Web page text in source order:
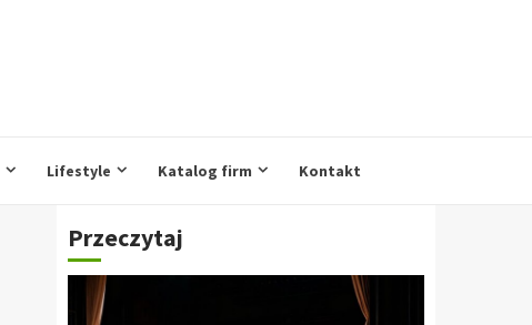
Lifestyle Katalog firm Kontakt
Przeczytaj